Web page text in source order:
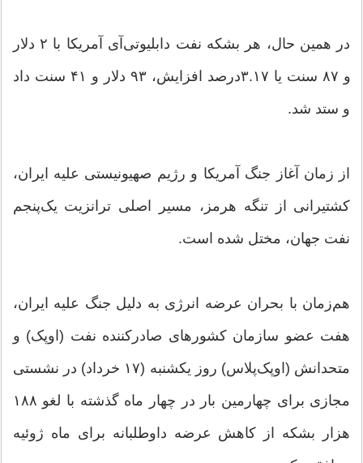
در همین حال، هر بشکه نفت دابلیوتی‌آی آمریکا با ۲ دلار
و ۸۷ سنت یا ۳.۱۷درصد افزایش، ۹۳ دلار و ۴۱ سنت داد
و ستد شد.
از زمان آغاز جنگ آمریکا و رژیم صهیونیستی علیه ایران،
کشتیرانی از تنگه هرمز، مسیر اصلی ترانزیت یک‌پنجم
نفت جهان، مختل شده است.
هم‌زمان با بحران عرضه انرژی به دلیل جنگ علیه ایران،
هفت عضو سازمان کشورهای صادرکننده نفت (اوپک) و
متحدانش (اوپک‌پلاس) روز یکشنبه (۱۷ خرداد) در نشستی
مجازی برای چهارمین بار در چهار ماه گذشته با لغو ۱۸۸
هزار بشکه از کاهش عرضه داوطلبانه برای ماه ژوئیه